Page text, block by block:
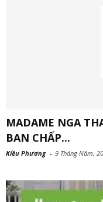
MADAME NGA
BAN CHẤP...
Kiều Phương - 9 Tháng Năm,